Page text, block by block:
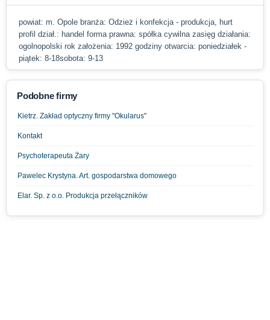
powiat: m. Opole branża: Odzież i konfekcja - produkcja, hurt
profil dział.: handel forma prawna: spółka cywilna zasięg działania:
ogolnopolski rok założenia: 1992 godziny otwarcia: poniedziałek -
piątek: 8-18sobota: 9-13
Podobne firmy
Kietrz. Zakład optyczny firmy "Okularus"
Kontakt
Psychoterapeuta Żary
Pawelec Krystyna. Art. gospodarstwa domowego
Elar. Sp. z o.o. Produkcja przełączników